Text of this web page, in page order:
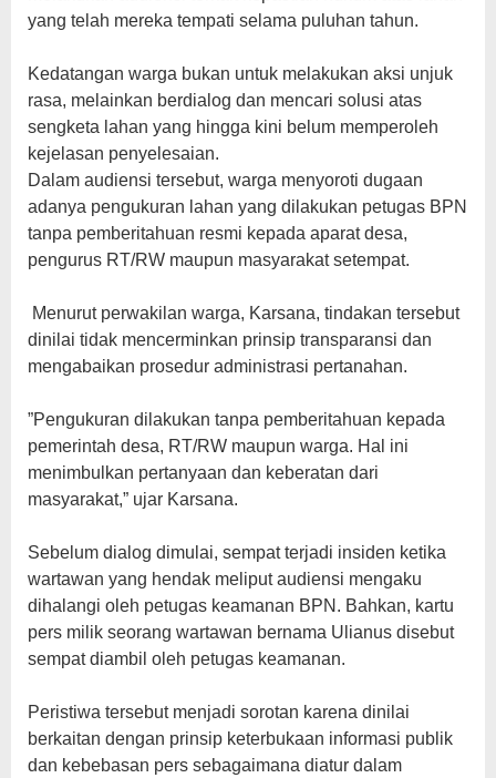
yang telah mereka tempati selama puluhan tahun.
‎Kedatangan warga bukan untuk melakukan aksi unjuk
rasa, melainkan berdialog dan mencari solusi atas
sengketa lahan yang hingga kini belum memperoleh
kejelasan penyelesaian.
‎Dalam audiensi tersebut, warga menyoroti dugaan
adanya pengukuran lahan yang dilakukan petugas BPN
tanpa pemberitahuan resmi kepada aparat desa,
pengurus RT/RW maupun masyarakat setempat.
‎ Menurut perwakilan warga, Karsana, tindakan tersebut
dinilai tidak mencerminkan prinsip transparansi dan
mengabaikan prosedur administrasi pertanahan.
‎”Pengukuran dilakukan tanpa pemberitahuan kepada
pemerintah desa, RT/RW maupun warga. Hal ini
menimbulkan pertanyaan dan keberatan dari
masyarakat,” ujar Karsana.
‎Sebelum dialog dimulai, sempat terjadi insiden ketika
wartawan yang hendak meliput audiensi mengaku
dihalangi oleh petugas keamanan BPN. Bahkan, kartu
pers milik seorang wartawan bernama Ulianus disebut
sempat diambil oleh petugas keamanan.
‎Peristiwa tersebut menjadi sorotan karena dinilai
berkaitan dengan prinsip keterbukaan informasi publik
dan kebebasan pers sebagaimana diatur dalam